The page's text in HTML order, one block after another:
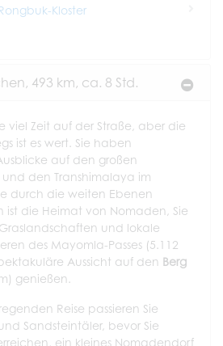
Kloster
493 km, ca. 8 Std.
viel Zeit auf der Straße, aber die
ist es wert. Sie haben
auf den großen
den Transhimalaya im
durch die weiten Ebenen
ist die Heimat von Nomaden, Sie
und lokale
des Mayomla-Passes (5.112
Aussicht auf den Berg
genießen.
Reise passieren Sie
Sandsteintäler, bevor Sie
ein kleines Nomadendorf